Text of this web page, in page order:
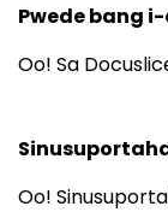
Pwede bang
Oo! Sa
Oo!